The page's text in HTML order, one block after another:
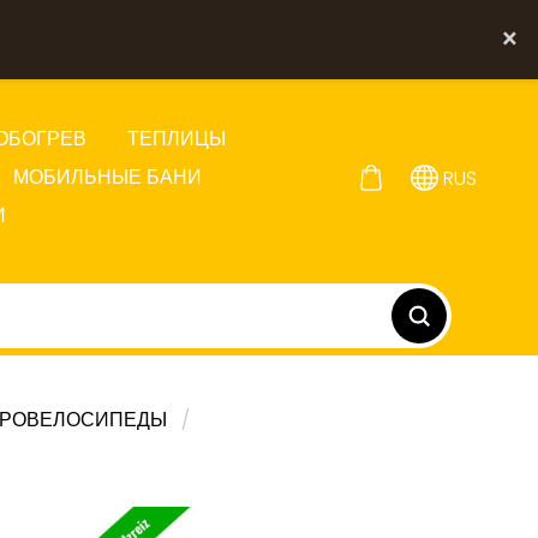
×
ТЕПЛИЦЫ
МОБИЛЬНЫЕ БАНИ
RUS